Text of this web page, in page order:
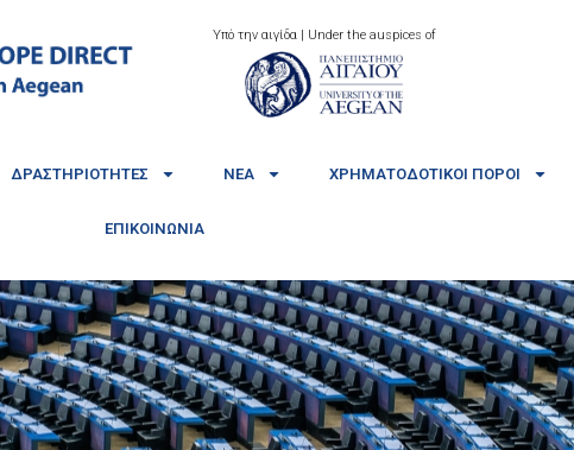
Υπό την αιγίδα | Under the auspices of
ΔΡΑΣΤΗΡΙΌΤΗΤΕΣ ΝΈΑ ΧΡΗΜΑΤΟΔΟΤΙΚΟΊ ΠΌΡΟΙ
ΕΠΙΚΟΙΝΩΝΊΑ